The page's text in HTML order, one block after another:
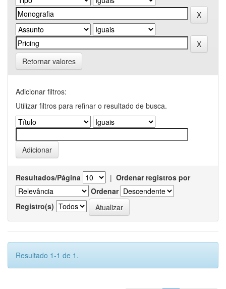
Retornar valores
Adicionar filtros:
Utilizar filtros para refinar o resultado de busca.
Resultados/Página | Ordenar registros por
Ordenar
Registro(s)
Resultado 1-1 de 1.